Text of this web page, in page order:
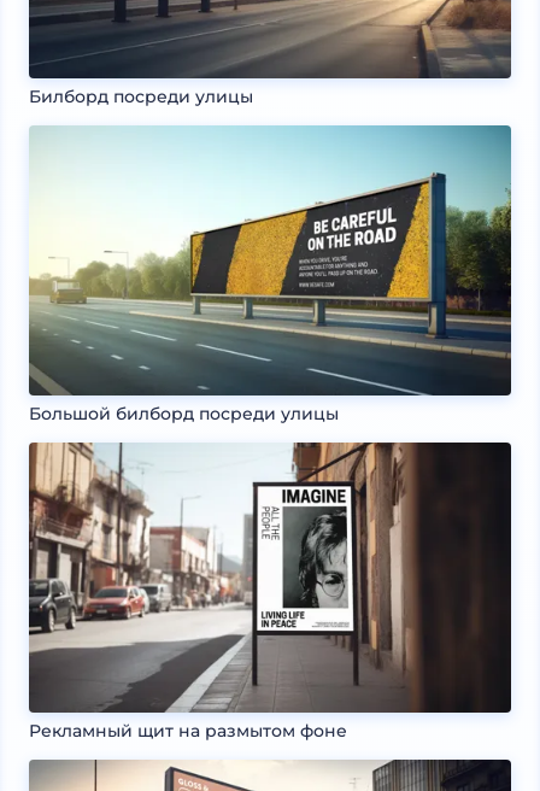
Билборд посреди улицы
Большой билборд посреди улицы
Рекламный щит на размытом фоне